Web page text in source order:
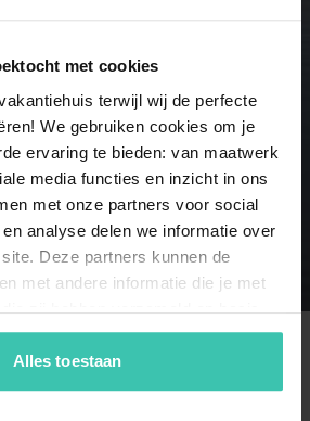
met cookies
terwijl wij de perfecte
We gebruiken cookies om je
ervaring te bieden: van maatwerk
media functies en inzicht in ons
met onze partners voor social
analyse delen we informatie over
Deze partners kunnen de
met andere informatie die je met
zij hebben verzameld op basis
diensten. Zo zorgen we ervoor dat
soepel en op maat verloopt!
Alles toestaan
Fragen